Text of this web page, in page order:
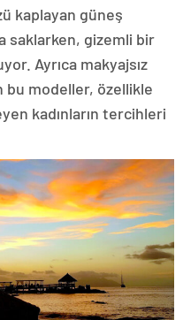
kaplayan güneş
saklarken, gizemli bir
Ayrıca makyajsız
bu modeller, özellikle
kadınların tercihleri